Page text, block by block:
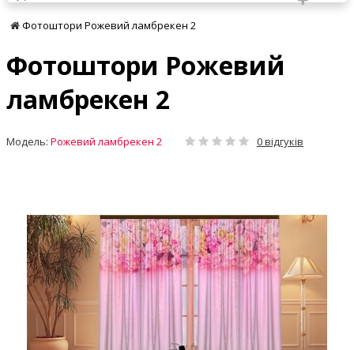
Фотоштори Рожевий ламбрекен 2
Фотоштори Рожевий
ламбрекен 2
Модель: Рожевий ламбрекен 2 0 відгуків